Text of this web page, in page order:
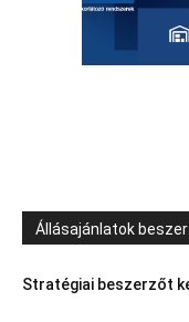
Állásajánlatok
Stratégiai beszerzőt